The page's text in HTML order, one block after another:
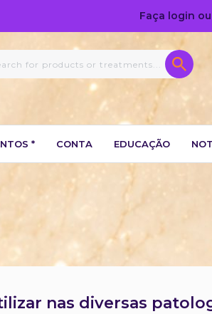
Faça login
* CONTA EDUCAÇÃO
nas diversas